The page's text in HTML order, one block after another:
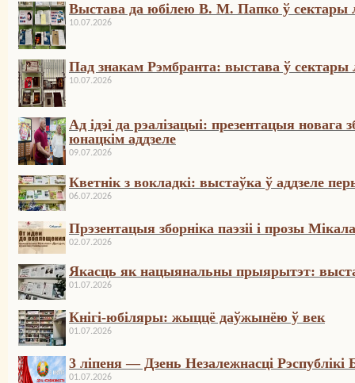
Выстава да юбілею В. М. Папко ў сектары
10.07.2026
Пад знакам Рэмбранта: выстава ў сектары
10.07.2026
Ад ідэі да рэалізацыі: презентацыя новага
юнацкім аддзеле
09.07.2026
Кветнік з вокладкі: выстаўка ў аддзеле
06.07.2026
Прэзентацыя зборніка паэзіі і прозы
02.07.2026
Якасць як нацыянальны прыярытэт:
01.07.2026
Кнігі-юбіляры: жыццё даўжынёю ў век
01.07.2026
3 ліпеня — Дзень Незалежнасці Рэспублікі
01.07.2026